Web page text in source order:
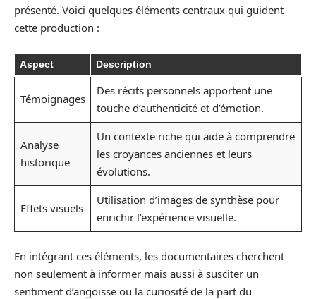
présenté. Voici quelques éléments centraux qui guident
cette production :
Aspect Description
Témoignages
Des récits personnels apportent une
touche d’authenticité et d’émotion.
Analyse
historique
Un contexte riche qui aide à comprendre
les croyances anciennes et leurs
évolutions.
Effets visuels
Utilisation d’images de synthèse pour
enrichir l’expérience visuelle.
En intégrant ces éléments, les documentaires cherchent
non seulement à informer mais aussi à susciter un
sentiment d’angoisse ou la curiosité de la part du